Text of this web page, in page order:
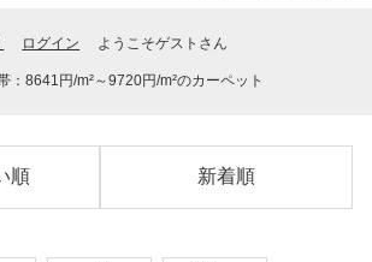
ログイン ようこそゲストさん
：8641円/m²～9720円/m²のカーペット
順 新着順